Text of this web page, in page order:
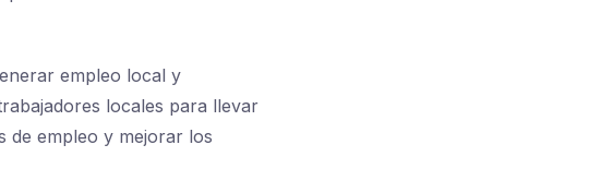
empleo local y
locales para llevar
de empleo y mejorar los